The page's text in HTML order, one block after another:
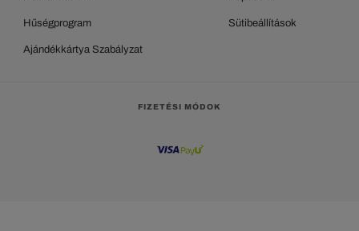
Hűségprogram
Ajándékkártya Szabályzat
Sütibeállítások
FIZETÉSI MÓDOK